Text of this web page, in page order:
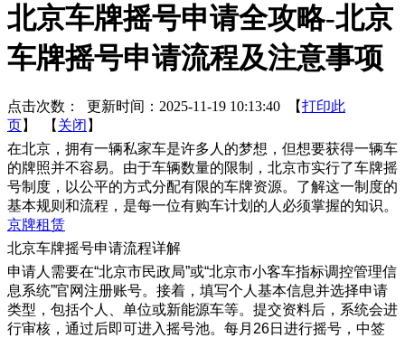
北京车牌摇号申请全攻略-北京
车牌摇号申请流程及注意事项
点击次数： 更新时间：2025-11-19 10:13:40 【打印此
页】 【 关闭 】
在北京，拥有一辆私家车是许多人的梦想，但想要获得一辆车
的牌照并不容易。由于车辆数量的限制，北京市实行了车牌摇
号制度，以公平的方式分配有限的车牌资源。了解这一制度的
基本规则和流程，是每一位有购车计划的人必须掌握的知识。
京牌租赁
北京车牌摇号申请流程详解
申请人需要在“北京市民政局”或“北京市小客车指标调控管理信
息系统”官网注册账号。接着，填写个人基本信息并选择申请
类型，包括个人、单位或新能源车等。提交资料后，系统会进
行审核，通过后即可进入摇号池。每月26日进行摇号，中签